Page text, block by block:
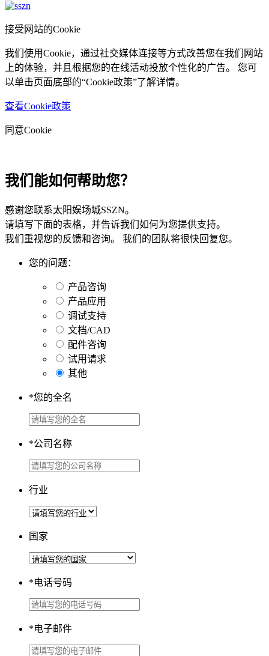
接受网站的Cookie
我们使用Cookie，通过社交媒体连接等方式改善您在我们网站
上的体验，并且根据您的在线活动投放个性化的广告。 您可
以单击页面底部的“Cookie政策”了解详情。
查看Cookie政策
同意Cookie
我们能如何帮助您？
感谢您联系太阳娱场城SSZN。
请填写下面的表格，并告诉我们如何为您提供支持。
我们重视您的反馈和咨询。 我们的团队将很快回复您。
您的问题：
产品咨询
产品应用
调试支持
文档/CAD
配件咨询
试用请求
其他
*您的全名
*公司名称
行业
国家
*电话号码
*电子邮件